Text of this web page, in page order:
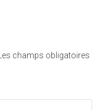
champs obligatoires